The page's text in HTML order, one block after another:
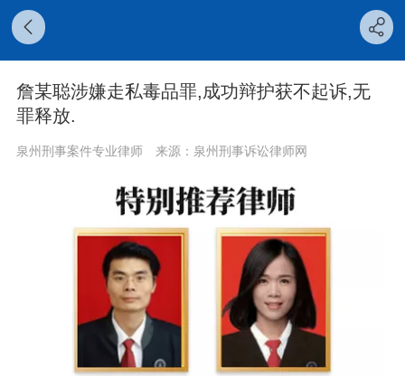
詹某聪涉嫌走私毒品罪,成功辩护获不起诉,无
罪释放.
泉州刑事案件专业律师 来源：泉州刑事诉讼律师网